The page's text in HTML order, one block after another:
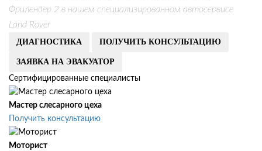
Фрилендер 2 в нашем специализированном автосервисе
Land Rover
ДИАГНОСТИКА ПОЛУЧИТЬ КОНСУЛЬТАЦИЮ
ЗАЯВКА НА ЭВАКУАТОР
Сертифицированные специалисты
Мастер слесарного цеха
Получить консультацию
Моторист